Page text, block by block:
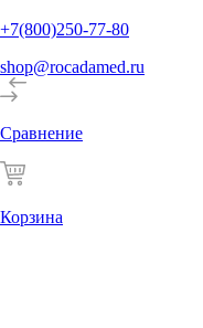
+7(800)250-77-80
shop@rocadamed.ru
Сравнение
Корзина